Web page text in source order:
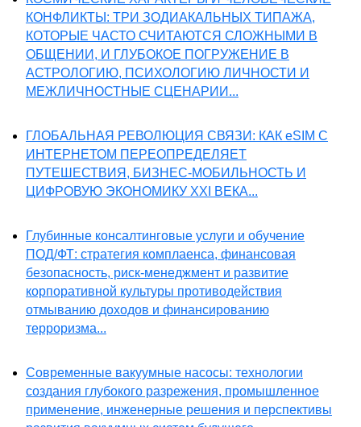
КОНФЛИКТЫ: ТРИ ЗОДИАКАЛЬНЫХ ТИПАЖА,
КОТОРЫЕ ЧАСТО СЧИТАЮТСЯ СЛОЖНЫМИ В
ОБЩЕНИИ, И ГЛУБОКОЕ ПОГРУЖЕНИЕ В
АСТРОЛОГИЮ, ПСИХОЛОГИЮ ЛИЧНОСТИ И
МЕЖЛИЧНОСТНЫЕ СЦЕНАРИИ...
ГЛОБАЛЬНАЯ РЕВОЛЮЦИЯ СВЯЗИ: КАК eSIM С
ИНТЕРНЕТОМ ПЕРЕОПРЕДЕЛЯЕТ
ПУТЕШЕСТВИЯ, БИЗНЕС-МОБИЛЬНОСТЬ И
ЦИФРОВУЮ ЭКОНОМИКУ XXI ВЕКА...
Глубинные консалтинговые услуги и обучение
ПОД/ФТ: стратегия комплаенса, финансовая
безопасность, риск-менеджмент и развитие
корпоративной культуры противодействия
отмыванию доходов и финансированию
терроризма...
Современные вакуумные насосы: технологии
создания глубокого разрежения, промышленное
применение, инженерные решения и перспективы